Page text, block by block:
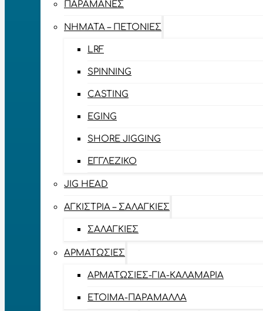
ΠΑΡΑΜΆΝΕΣ
ΝΉΜΑΤΑ – ΠΕΤΟΝΙΈΣ
LRF
SPINNING
CASTING
EGING
SHORE JIGGING
ΕΓΓΛΈΖΙΚΟ
JIG HEAD
ΑΓΚΊΣΤΡΙΑ – ΣΑΛΑΓΚΙΈΣ
ΣΑΛΑΓΚΙΈΣ
ΑΡΜΑΤΩΣΙΈΣ
ΑΡΜΑΤΩΣΙΈΣ-ΓΙΑ-ΚΑΛΑΜΆΡΙΑ
ΈΤΟΙΜΑ-ΠΑΡΆΜΑΛΛΑ